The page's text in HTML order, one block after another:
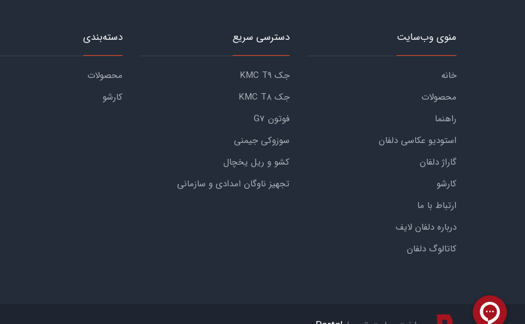
منوی وب‌سایت
خانه
محصولات
راهنما
استودیو عکاسی دلفان
گاراژ دلفان
کارشو
ارتباط با ما
درباره دلفان لایف
کاتالوگ دلفان
دسترسی سریع
جک KMC T9
جک KMC T8
فوتون G7
سوزوکی جیمنی
کشو و ریل یخچال
تجهیز ناوگان امدادی و سازمانی
دسته‌بندی
محصولات
کارشو